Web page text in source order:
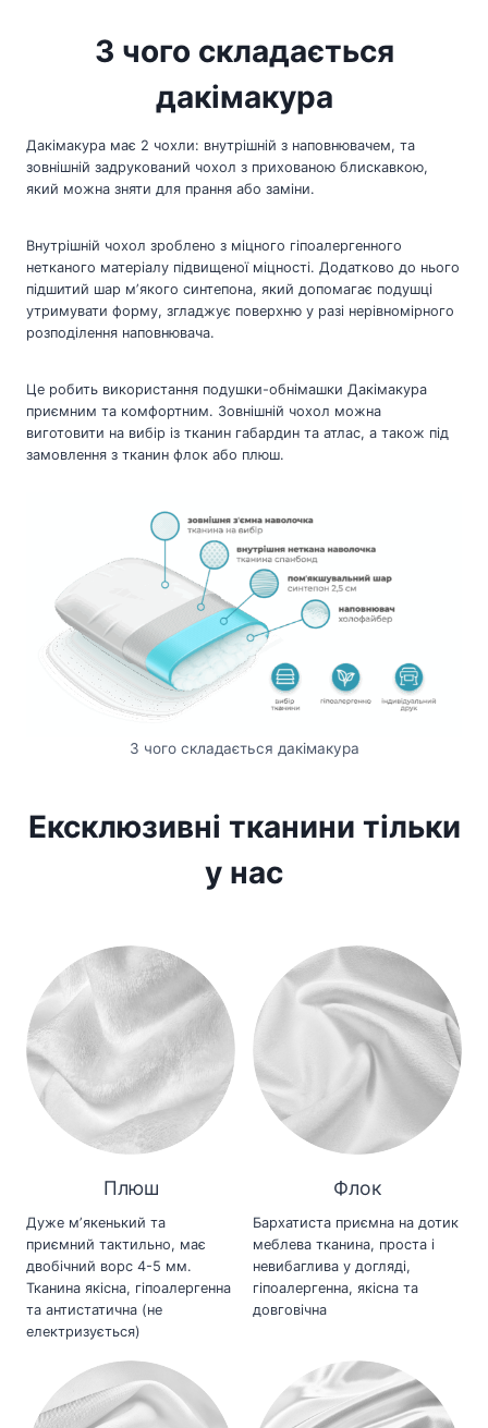
З чого складається
дакімакура
Дакімакура має 2 чохли: внутрішній з наповнювачем, та
зовнішній задрукований чохол з прихованою блискавкою,
який можна зняти для прання або заміни.
Внутрішній чохол зроблено з міцного гіпоалергенного
нетканого матеріалу підвищеної міцності. Додатково до нього
підшитий шар мʼякого синтепона, який допомагає подушці
утримувати форму, згладжує поверхню у разі нерівномірного
розподілення наповнювача.
Це робить використання подушки-обнімашки Дакімакура
приємним та комфортним. Зовнішній чохол можна
виготовити на вибір із тканин габардин та атлас, а також під
замовлення з тканин флок або плюш.
З чого складається дакімакура
Ексклюзивні тканини тільки
у нас
Плюш
Дуже мʼякенький та
приємний тактильно, має
двобічний ворс 4-5 мм.
Тканина якісна, гіпоалергенна
та антистатична (не
електризується)
Флок
Бархатиста приємна на дотик
меблева тканина, проста і
невибаглива у догляді,
гіпоалергенна, якісна та
довговічна